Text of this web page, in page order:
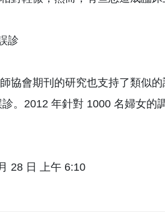
診
協會期刊的研究也支持了類似
。2012 年針對 1000 名婦女
28 日 上午 6:10